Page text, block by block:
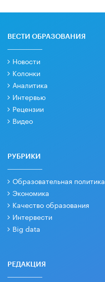
ВЕСТИ ОБРАЗОВАНИЯ
Новости
Колонки
Аналитика
Интервью
Рецензии
Видео
РУБРИКИ
Образовательная политика
Экономика
Качество образования
Интервести
Big data
РЕДАКЦИЯ